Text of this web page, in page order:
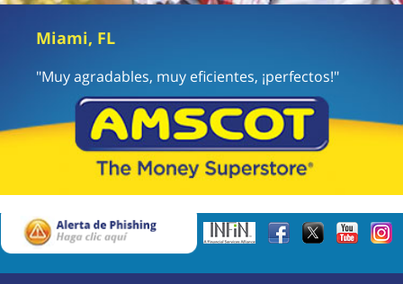
Miami, FL
"Muy agradables, muy eficientes, ¡perfectos!"